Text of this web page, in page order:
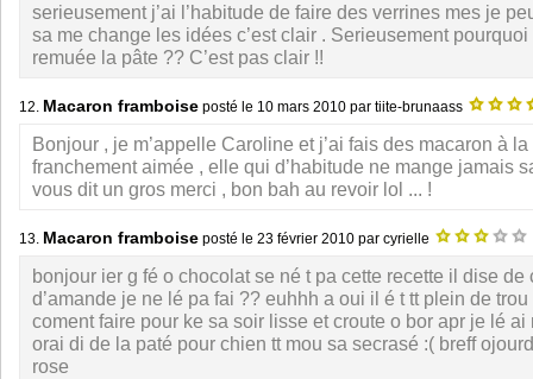
serieusement j’ai l’habitude de faire des verrines mes je
sa me change les idées c’est clair . Serieusement pourquoi
remuée la pâte ?? C’est pas clair !!
12. Macaron framboise posté le 10 mars 2010 par tiite-brunaass
Bonjour , je m’appelle Caroline et j’ai fais des macaron à
franchement aimée , elle qui d’habitude ne mange jamais
vous dit un gros merci , bon bah au revoir lol ... !
13. Macaron framboise posté le 23 février 2010 par cyrielle
bonjour ier g fé o chocolat se né t pa cette recette il dise de
d’amande je ne lé pa fai ?? euhhh a oui il é t tt plein de
coment faire pour ke sa soir lisse et croute o bor apr je lé ai
orai di de la paté pour chien tt mou sa secrasé :( breff
rose